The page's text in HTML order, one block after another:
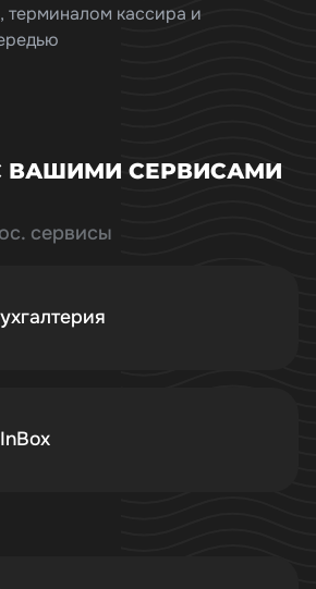
терминалом кассира и
ВАШИМИ СЕРВИСАМИ
сервисы